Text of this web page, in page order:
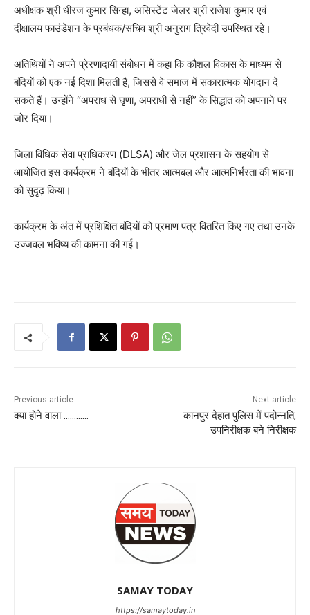
अधीक्षक श्री धीरज कुमार सिन्हा, असिस्टेंट जेलर श्री राजेश कुमार एवं
दीक्षालय फाउंडेशन के प्रबंधक/सचिव श्री अनुराग त्रिवेदी उपस्थित रहे।
अतिथियों ने अपने प्रेरणादायी संबोधन में कहा कि कौशल विकास के माध्यम से
बंदियों को एक नई दिशा मिलती है, जिससे वे समाज में सकारात्मक योगदान दे
सकते हैं। उन्होंने “अपराध से घृणा, अपराधी से नहीं” के सिद्धांत को अपनाने पर
जोर दिया।
जिला विधिक सेवा प्राधिकरण (DLSA) और जेल प्रशासन के सहयोग से
आयोजित इस कार्यक्रम ने बंदियों के भीतर आत्मबल और आत्मनिर्भरता की भावना
को सुदृढ़ किया।
कार्यक्रम के अंत में प्रशिक्षित बंदियों को प्रमाण पत्र वितरित किए गए तथा उनके
उज्जवल भविष्य की कामना की गई।
Previous article
क्या होने वाला …………
Next article
कानपुर देहात पुलिस में पदोन्नति,
उपनिरीक्षक बने निरीक्षक
SAMAY TODAY
https://samaytoday.in